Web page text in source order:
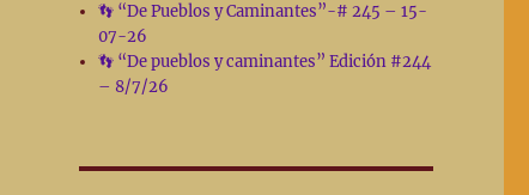
👣 “De Pueblos y Caminantes”-# 245 – 15-
07-26
👣 “De pueblos y caminantes” Edición #244
– 8/7/26